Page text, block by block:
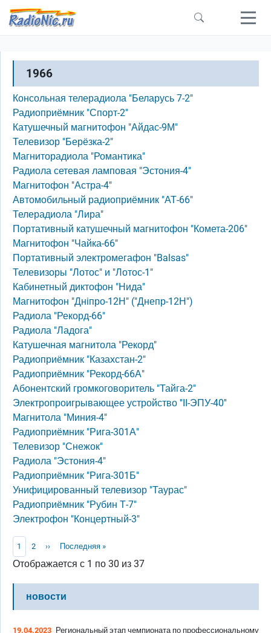
Перейти к основному содержанию
1966
Консольная телерадиола "Беларусь 7-2"
Радиоприёмник "Спорт-2"
Катушечный магнитофон "Айдас-9М"
Телевизор "Берёзка-2"
Магниторадиола "Романтика"
Радиола сетевая ламповая "Эстония-4"
Магнитофон "Астра-4"
Автомобильный радиоприёмник "АТ-66"
Телерадиола "Лира"
Портативный катушечный магнитофон "Комета-206"
Магнитофон "Чайка-66"
Портативный электромегафон "Balsas"
Телевизоры "Лотос" и "Лотос-1"
Кабинетный диктофон "Нида"
Магнитофон "Днiпро-12Н" ("Днепр-12Н")
Радиола "Рекорд-66"
Радиола "Ладога"
Катушечная магнитола "Рекорд"
Радиоприёмник "Казахстан-2"
Радиоприёмник "Рекорд-66А"
Абонентский громкоговоритель "Тайга-2"
Электропроигрывающее устройство ''II-ЭПУ-40''
Магнитола "Миния-4"
Радиоприёмник "Рига-301А"
Телевизор "Снежок"
Радиола "Эстония-4"
Радиоприёмник "Рига-301Б"
Унифицированный телевизор "Таурас"
Радиоприёмник "Рубин Т-7"
Электрофон "Концертный-3"
Нумерация страниц
Текущая страница
1 Page
2 Следующая страница
›› Последняя страница
Последняя »
Отображается с 1 по 30 из 37
новости
19.04.2023 Региональный этап чемпионата по профессиональному